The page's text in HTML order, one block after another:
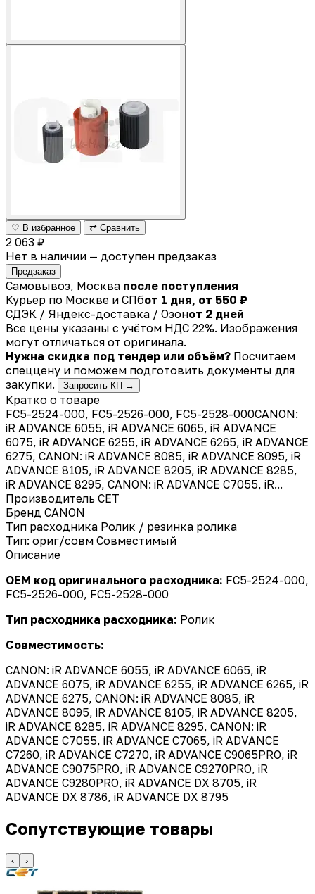
♡ В избранное ⇄ Сравнить
2 063 ₽
Нет в наличии — доступен предзаказ
Предзаказ
Самовывоз, Москва после поступления
Курьер по Москве и СПбот 1 дня, от 550 ₽
СДЭК / Яндекс-доставка / Озонот 2 дней
Все цены указаны с учётом НДС 22%. Изображения
могут отличаться от оригинала.
Нужна скидка под тендер или объём? Посчитаем
спеццену и поможем подготовить документы для
закупки.
Запросить КП →
Кратко о товаре
FC5-2524-000, FC5-2526-000, FC5-2528-000CANON:
iR ADVANCE 6055, iR ADVANCE 6065, iR ADVANCE
6075, iR ADVANCE 6255, iR ADVANCE 6265, iR ADVANCE
6275, CANON: iR ADVANCE 8085, iR ADVANCE 8095, iR
ADVANCE 8105, iR ADVANCE 8205, iR ADVANCE 8285,
iR ADVANCE 8295, CANON: iR ADVANCE C7055, iR...
Производитель CET
Бренд CANON
Тип расходника Ролик / резинка ролика
Тип: ориг/совм Совместимый
Описание
OEM код оригинального расходника: FC5-2524-000,
FC5-2526-000, FC5-2528-000
Тип расходника расходника: Ролик
Совместимость:
CANON: iR ADVANCE 6055, iR ADVANCE 6065, iR
ADVANCE 6075, iR ADVANCE 6255, iR ADVANCE 6265, iR
ADVANCE 6275, CANON: iR ADVANCE 8085, iR
ADVANCE 8095, iR ADVANCE 8105, iR ADVANCE 8205,
iR ADVANCE 8285, iR ADVANCE 8295, CANON: iR
ADVANCE C7055, iR ADVANCE C7065, iR ADVANCE
C7260, iR ADVANCE C7270, iR ADVANCE C9065PRO, iR
ADVANCE C9075PRO, iR ADVANCE C9270PRO, iR
ADVANCE C9280PRO, iR ADVANCE DX 8705, iR
ADVANCE DX 8786, iR ADVANCE DX 8795
Сопутствующие товары
‹ ›